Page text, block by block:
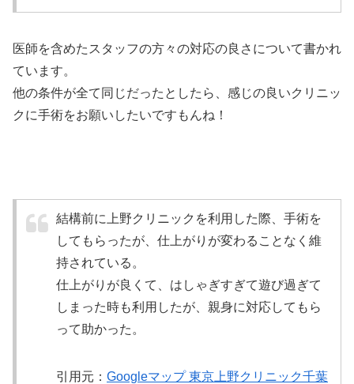
医師を含めたスタッフの方々の対応の良さについて書かれ
ています。
他の条件が全て同じだったとしたら、感じの良いクリニッ
クに手術をお願いしたいですもんね！
結構前に上野クリニックを利用した際、手術を
してもらったが、仕上がりが変わることなく維
持されている。
仕上がりが良くて、はしゃぎすぎて遊び過ぎて
しまった時も利用したが、親身に対応してもら
って助かった。
引用元： Googleマップ 東京上野クリニック千葉